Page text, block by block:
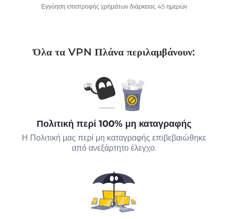
Εγγύηση επιστροφής χρημάτων διάρκειας 45 ημερών
Όλα τα VPN Πλάνα περιλαμβάνουν:
Πολιτική περί 100% μη καταγραφής
Η Πολιτική μας περί μη καταγραφής επιβεβαιώθηκε
από ανεξάρτητο έλεγχο.